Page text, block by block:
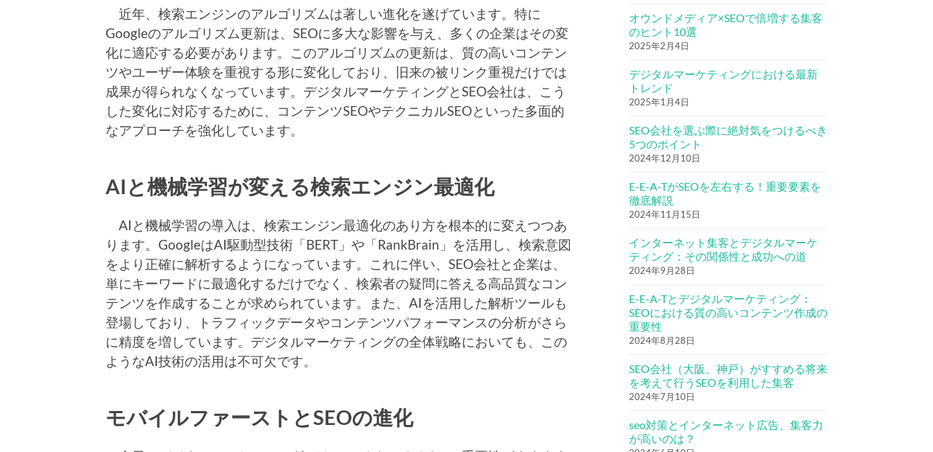
近年、検索エンジンのアルゴリズムは著しい進化を遂げています。特に
Googleのアルゴリズム更新は、SEOに多大な影響を与え、多くの企業はその変
化に適応する必要があります。このアルゴリズムの更新は、質の高いコンテン
ツやユーザー体験を重視する形に変化しており、旧来の被リンク重視だけでは
成果が得られなくなっています。デジタルマーケティングとSEO会社は、こう
した変化に対応するために、コンテンツSEOやテクニカルSEOといった多面的
なアプローチを強化しています。
AIと機械学習が変える検索エンジン最適化
AIと機械学習の導入は、検索エンジン最適化のあり方を根本的に変えつつあ
ります。GoogleはAI駆動型技術「BERT」や「RankBrain」を活用し、検索意図
をより正確に解析するようになっています。これに伴い、SEO会社と企業は、
単にキーワードに最適化するだけでなく、検索者の疑問に答える高品質なコン
テンツを作成することが求められています。また、AIを活用した解析ツールも
登場しており、トラフィックデータやコンテンツパフォーマンスの分析がさら
に精度を増しています。デジタルマーケティングの全体戦略においても、この
ようなAI技術の活用は不可欠です。
モバイルファーストとSEOの進化
オウンドメディア×SEOで倍増する集客
のヒント10選
2025年2月4日
デジタルマーケティングにおける最新
トレンド
2025年1月4日
SEO会社を選ぶ際に絶対気をつけるべき
5つのポイント
2024年12月10日
E-E-A-TがSEOを左右する！重要要素を
徹底解説
2024年11月15日
インターネット集客とデジタルマーケ
ティング：その関係性と成功への道
2024年9月28日
E-E-A-Tとデジタルマーケティング：
SEOにおける質の高いコンテンツ作成の
重要性
2024年8月28日
SEO会社（大阪、神戸）がすすめる将来
を考えて行うSEOを利用した集客
2024年7月10日
seo対策とインターネット広告、集客力
が高いのは？